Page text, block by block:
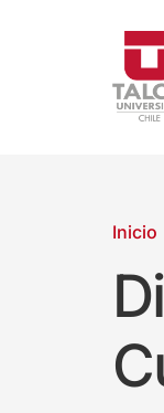
Inicio